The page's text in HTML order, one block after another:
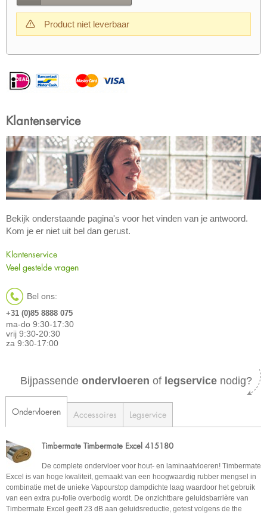
Product niet leverbaar
Klantenservice
Bekijk onderstaande pagina's voor het vinden van je antwoord.
Kom je er niet uit bel dan gerust.
Klantenservice
Veel gestelde vragen
Bel ons:
+31 (0)85 8888 075
ma-do 9:30-17:30
vrij 9:30-20:30
za 9:30-17:00
Bijpassende ondervloeren of legservice nodig?
Ondervloeren Accessoires Legservice
Timbermate Timbermate Excel 415180
De complete ondervloer voor hout- en laminaatvloeren! Timbermate
Excel is van hoge kwaliteit, gemaakt van een hoogwaardig rubber mengsel in
combinatie met de unieke Vapourstop dampdichte laag waardoor het gebruik
van een extra pu-folie overbodig wordt. De onzichtbare geluidsbarrière van
Timbermate Excel geeft 23 dB aan geluidsreductie, getest volgens de the